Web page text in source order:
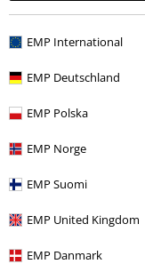
EMP International
EMP Deutschland
EMP Polska
EMP Norge
EMP Suomi
EMP United Kingdom
EMP Danmark
Verifierad recension